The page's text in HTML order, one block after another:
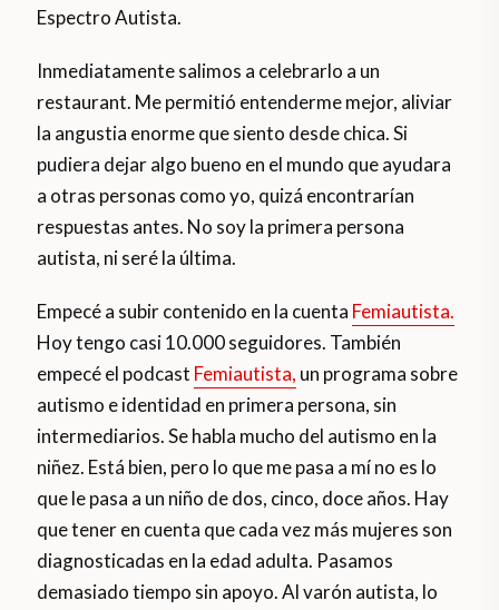
Espectro Autista.
Inmediatamente salimos a celebrarlo a un
restaurant. Me permitió entenderme mejor, aliviar
la angustia enorme que siento desde chica. Si
pudiera dejar algo bueno en el mundo que ayudara
a otras personas como yo, quizá encontrarían
respuestas antes. No soy la primera persona
autista, ni seré la última.
Empecé a subir contenido en la cuenta Femiautista.
Hoy tengo casi 10.000 seguidores. También
empecé el podcast Femiautista, un programa sobre
autismo e identidad en primera persona, sin
intermediarios. Se habla mucho del autismo en la
niñez. Está bien, pero lo que me pasa a mí no es lo
que le pasa a un niño de dos, cinco, doce años. Hay
que tener en cuenta que cada vez más mujeres son
diagnosticadas en la edad adulta. Pasamos
demasiado tiempo sin apoyo. Al varón autista, lo